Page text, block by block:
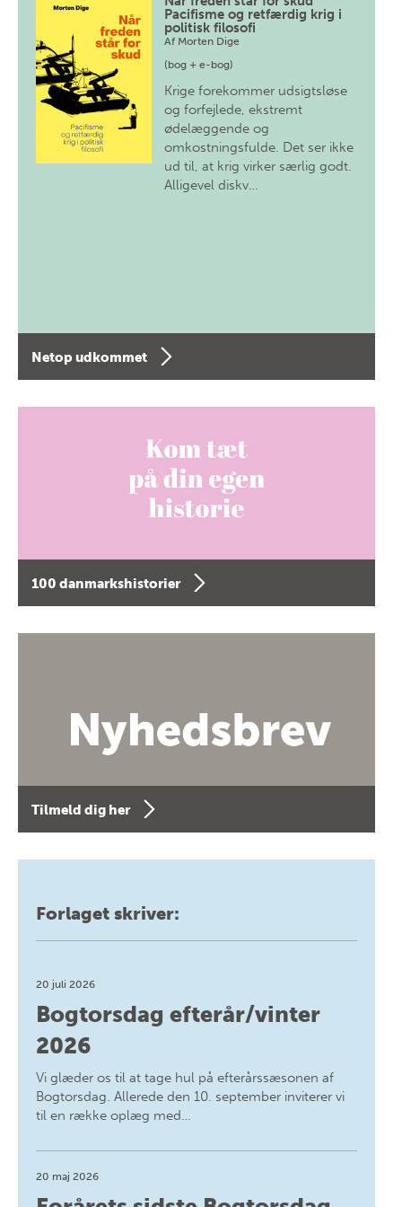
Pacifisme og retfærdig krig i
politisk filosofi
Af Morten Dige
(bog + e-bog)
Krige forekommer udsigtsløse
og forfejlede, ekstremt
ødelæggende og
omkostningsfulde. Det ser ikke
ud til, at krig virker særlig godt.
Alligevel diskv…
Netop udkommet
100 danmarkshistorier
Tilmeld dig her
Forlaget skriver:
20 juli 2026
Bogtorsdag efterår/vinter
2026
Vi glæder os til at tage hul på efterårssæsonen af
Bogtorsdag. Allerede den 10. september inviterer vi
til en række oplæg med…
20 maj 2026